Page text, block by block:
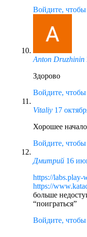
Войдите, чтобы
Anton Druzhinin
Здорово
Войдите, чтобы
Vitaliy 17
Хорошее начало
Войдите, чтобы
Дмитрий 16
https://labs.play-
https://
больше
“поиграться”
Войдите, чтобы